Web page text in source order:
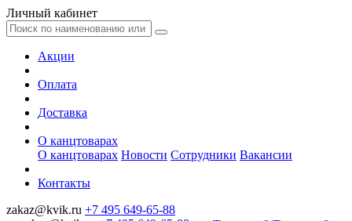
Личный кабинет
Акции
Оплата
Доставка
О канцтоварах
О канцтоварах Новости Сотрудники Вакансии
Контакты
zakaz@kvik.ru +7 495 649-65-88